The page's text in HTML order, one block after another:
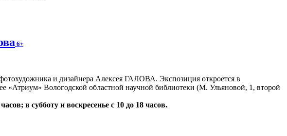
6+
и дизайнера Алексея ГАЛОВА. Экспозиция откроется в
«Атриум» Вологодской областной научной библиотеки (М. Ульяновой, 1, второй
в субботу и воскресенье с 10 до 18 часов.